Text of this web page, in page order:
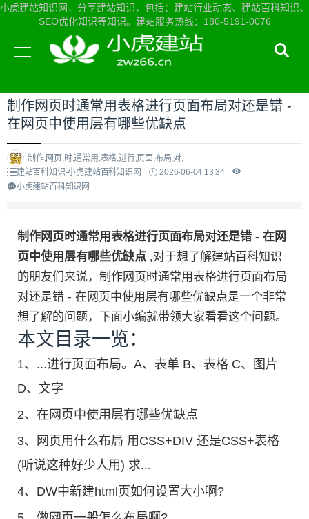
小虎建站知识网，分享建站知识，包括：建站行业动态、建站百科知识、
SEO优化知识等知识。建站服务热线：180-5191-0076
当前位置：小虎建站知识网首页>建站百科知识
制作网页时通常用表格进行页面布局对还是错 -
在网页中使用层有哪些优缺点
制作,网页,时,通常用,表格,进行,页面,布局,对,
建站百科知识-小虎建站百科知识网
2026-06-04 13:34
小虎建站百科知识网
制作网页时通常用表格进行页面布局对还是错 - 在网
页中使用层有哪些优缺点 ,对于想了解建站百科知识
的朋友们来说，制作网页时通常用表格进行页面布局
对还是错 - 在网页中使用层有哪些优缺点是一个非常
想了解的问题，下面小编就带领大家看看这个问题。
本文目录一览：
1、 ...进行页面布局。A、表单 B、表格 C、图片
D、文字
2、 在网页中使用层有哪些优缺点
3、
网页用什么布局 用CSS+DIV 还是CSS+表格
(听说这种好少人用) 求...
4、 DW中新建html页如何设置大小啊?